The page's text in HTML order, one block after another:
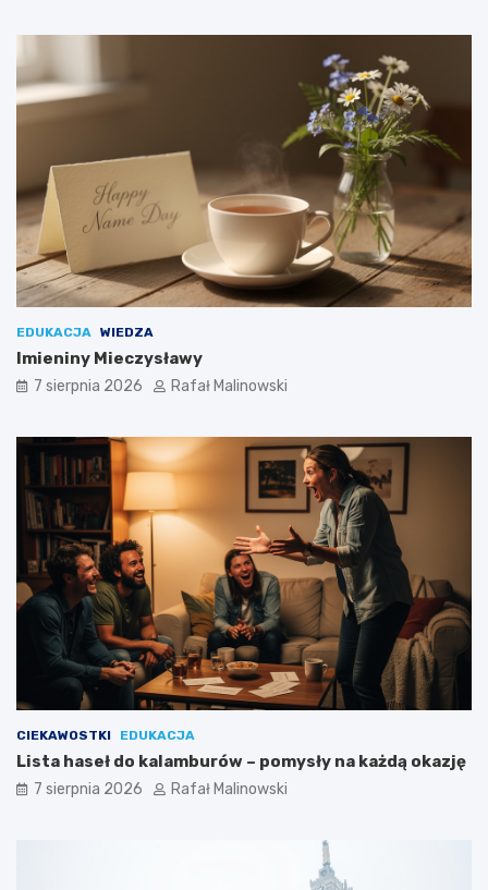
EDUKACJA WIEDZA
Imieniny Mieczysławy
7 sierpnia 2026 Rafał Malinowski
CIEKAWOSTKI EDUKACJA
Lista haseł do kalamburów – pomysły na każdą okazję
7 sierpnia 2026 Rafał Malinowski